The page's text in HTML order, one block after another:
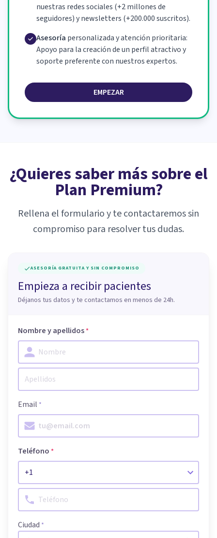
nuestras redes sociales (+2 millones de
seguidores) y newsletters (+200.000 suscritos).
Asesoría personalizada y atención prioritaria:
Apoyo para la creación de un perfil atractivo y
soporte preferente con nuestros expertos.
EMPEZAR
¿Quieres saber más sobre el
Plan Premium?
Rellena el formulario y te contactaremos sin
compromiso para resolver tus dudas.
ASESORÍA GRATUITA Y SIN COMPROMISO
Empieza a recibir pacientes
Déjanos tus datos y te contactamos en menos de 24h.
Nombre y apellidos*
Email *
Teléfono *
Ciudad *